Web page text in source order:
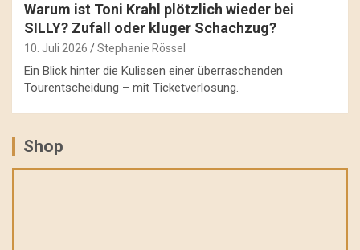
Warum ist Toni Krahl plötzlich wieder bei
SILLY? Zufall oder kluger Schachzug?
10. Juli 2026 Stephanie Rössel
Ein Blick hinter die Kulissen einer überraschenden
Tourentscheidung – mit Ticketverlosung.
Shop